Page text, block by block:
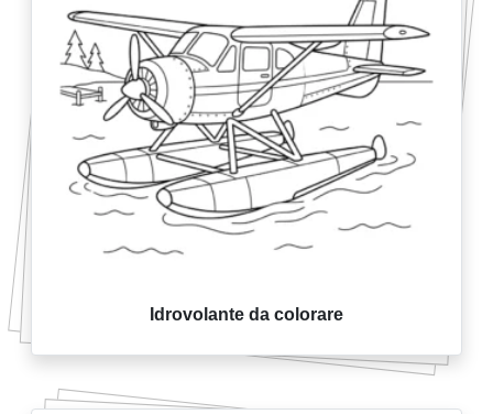
Idrovolante da colorare